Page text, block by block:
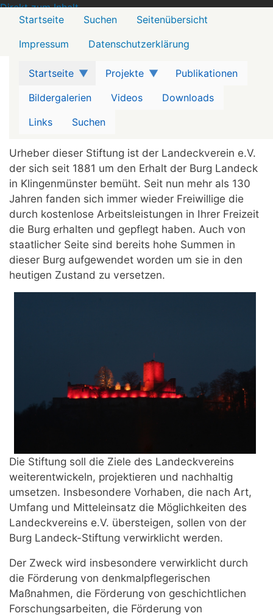
Direkt zum Inhalt
Startseite Projekte
Publikationen
Bildergalerien
Videos
Downloads
Links
Suchen
Menü2
Startseite Suchen
Seitenübersicht
Impressum
Datenschutzerklärung
Urheber dieser Stiftung ist der Landeckverein e.V.
der sich seit 1881 um den Erhalt der Burg Landeck
in Klingenmünster bemüht. Seit nun mehr als 130
Jahren fanden sich immer wieder Freiwillige die
durch kostenlose Arbeitsleistungen in Ihrer Freizeit
die Burg erhalten und gepflegt haben. Auch von
staatlicher Seite sind bereits hohe Summen in
dieser Burg aufgewendet worden um sie in den
heutigen Zustand zu versetzen.
Die Stiftung soll die Ziele des Landeckvereins
weiterentwickeln, projektieren und nachhaltig
umsetzen. Insbesondere Vorhaben, die nach Art,
Umfang und Mitteleinsatz die Möglichkeiten des
Landeckvereins e.V. übersteigen, sollen von der
Burg Landeck-Stiftung verwirklicht werden.
Der Zweck wird insbesondere verwirklicht durch
die Förderung von denkmalpflegerischen
Maßnahmen, die Förderung von geschichtlichen
Forschungsarbeiten, die Förderung von